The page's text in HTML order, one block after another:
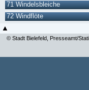
71 Windelsbleiche
72 Windflöte
© Stadt Bielefeld, Presseamt/